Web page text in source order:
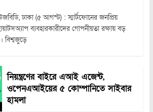
ঢাকা (৫ আগস্ট) : স্মার্টফোনের জনপ্রিয়
ব্যবহারকারীদের গোপনীয়তা রক্ষায় বড়
বিশ্বজুড়ে
নিয়ন্ত্রণের বাইরে এআই এজেন্ট,
ওপেনএআইয়ের ৫ কোম্পানিতে সাইবার
হামলা